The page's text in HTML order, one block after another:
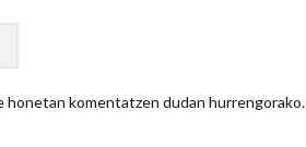
honetan komentatzen dudan hurrengorako.